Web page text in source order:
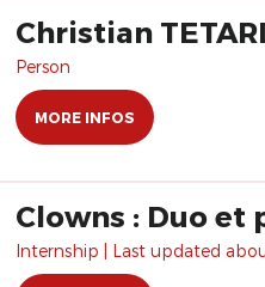
Christian
Person
MORE INFOS
Clowns : Duo et
Internship | Last updated